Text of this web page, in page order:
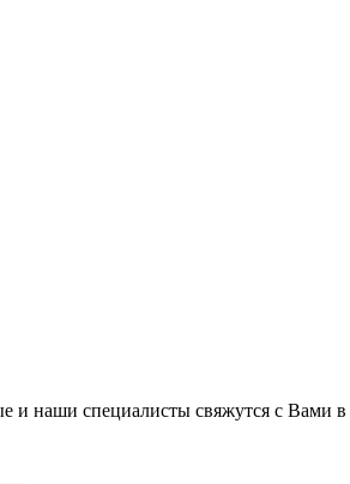
и наши специалисты свяжутся с Вами